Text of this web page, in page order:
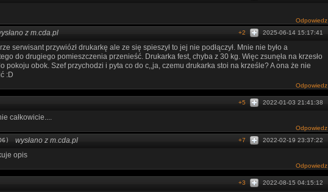
Odpowiedz
z m.cda.pl 2025-06-14 15:17:41
+2
serwisant przywiózł drukarkę ale ze się spieszył to jej nie podłączył. Mnie nie było a
do drugiego pomieszczenia przenieść. Drukarka fest, chyba z 30 kg. Więc zsunęła na krzesło
pokoju obok. Szef przychodzi i pyta co do c,,ja, czemu drukarka stoi na krześle? A ona że nie
:D
Odpowiedz
2022-01-03 21:41:38
+5
całkowicie....
Odpowiedz
wysłano z m.cda.pl 2022-02-19 23:37:22
+7
opis
Odpowiedz
2022-08-15 04:15:12
+3